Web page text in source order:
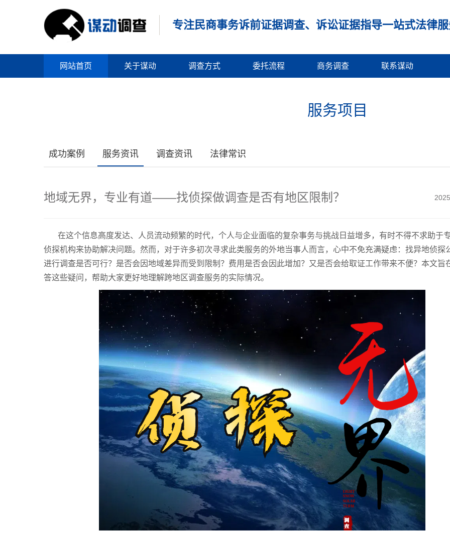
专注民商事务诉前证据调查、诉讼证据指导一站式法律
网站首页 关于谋动 调查方式 委托流程 商务调查 联系谋动
服务项目
成功案例 服务资讯 调查资讯 法律常识
地域无界，专业有道——找侦探做调查是否有地区限制？
在这个信息高度发达、人员流动频繁的时代，个人与企业面临的复杂事务与挑战日益增多，有时不得不求助于
侦探机构来协助解决问题。然而，对于许多初次寻求此类服务的外地当事人而言，心中不免充满疑虑：找异地侦探
进行调查是否可行？是否会因地域差异而受到限制？费用是否会因此增加？又是否会给取证工作带来不便？本文旨
答这些疑问，帮助大家更好地理解跨地区调查服务的实际情况。